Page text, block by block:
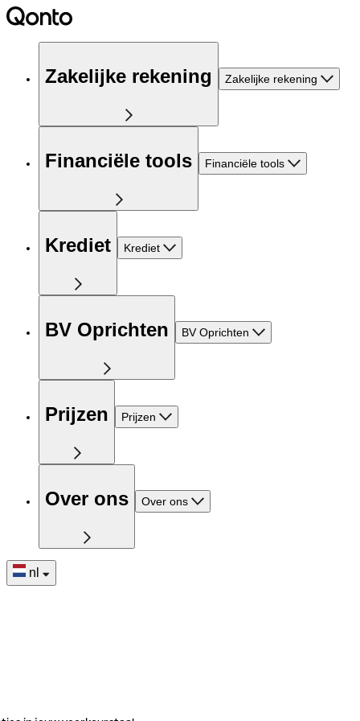
Zakelijke rekening Zakelijke rekening
Financiële tools Financiële tools
Krediet Krediet
BV Oprichten BV Oprichten
Prijzen Prijzen
Over ons Over ons
nl